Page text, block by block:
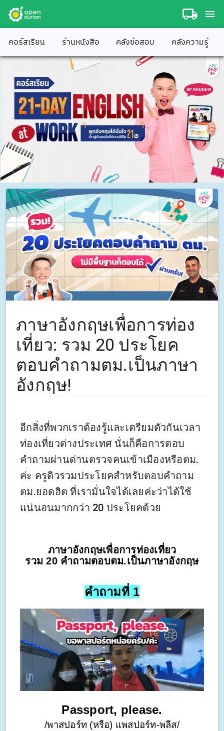
คอร์สเรียน ร้านหนังสือ คลังข้อสอบ คลังความรู้
ภาษาอังกฤษเพื่อการท่อง
เที่ยว: รวม 20 ประโยค
ตอบคำถามตม.เป็นภาษา
อังกฤษ!
อีกสิ่งที่พวกเราต้องรู้และเตรียมตัวกันเวลา
ท่องเที่ยวต่างประเทศ นั่นก็คือการตอบ
คำถามผ่านด่านตรวจคนเข้าเมืองหรือตม.
ค่ะ ครูดิวรวมประโยคสำหรับตอบคำถาม
ตม.ยอดฮิต ที่เรามั่นใจได้เลยค่ะว่าได้ใช้
แน่นอนมากกว่า 20 ประโยคด้วย
ภาษาอังกฤษเพื่อการท่องเที่ยว
รวม 20 คำถามตอบตม.เป็นภาษาอังกฤษ
คำถามที่ 1
Passport, please.
/พาสปอร์ท (หรือ) แพสปอร์ท-พลีส/